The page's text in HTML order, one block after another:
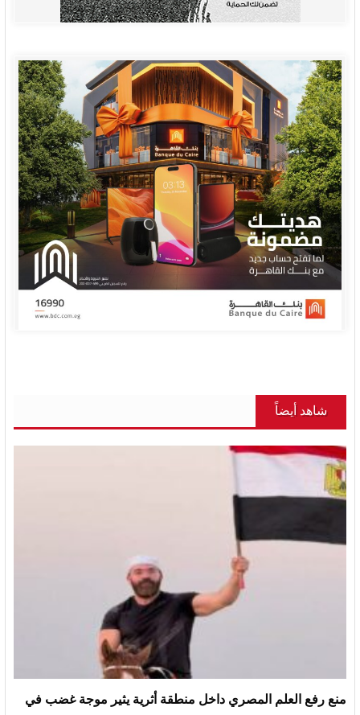
شاهد أيضاً
منع رفع العلم المصري داخل منطقة أثرية يثير موجة غضب في